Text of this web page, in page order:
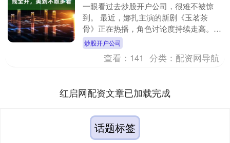
一眼看过去炒股开户公司，很难不被惊
到。 最近，娜扎主演的新剧《玉茗茶
骨》正在热播，角色讨论度持续走高。随
着剧集热度攀升，她早年拍过的一组美照
也被网友重新翻了出来....
炒股开户公司
查看： 141 分类： 配资网导航
红启网配资文章已加载完成
话题标签